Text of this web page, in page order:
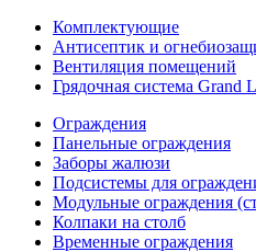
Комплектующие
Антисептик и
Вентиляция помещений
Грядочная система
Ограждения
Панельные ограждения
Заборы жалюзи
Подсистемы для
Модульные ограждения
Колпаки на столб
Временные ограждения